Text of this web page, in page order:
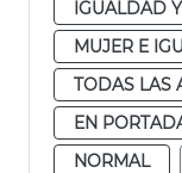
IGUALDAD
MUJER E
TODAS LAS
EN
NORMAL